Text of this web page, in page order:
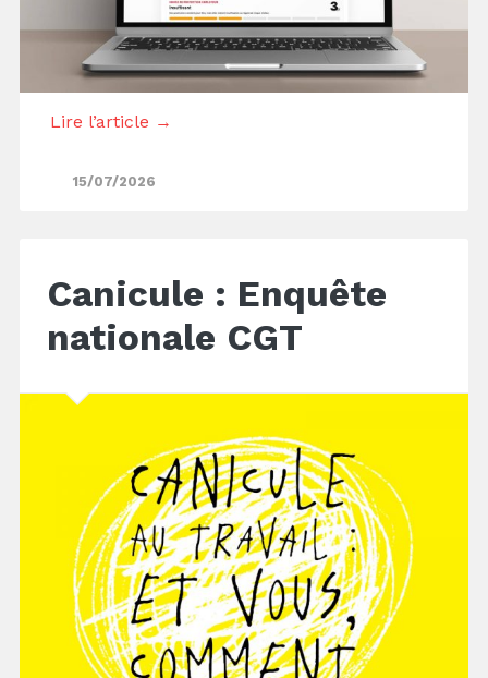
Lire l’article →
15/07/2026
Canicule : Enquête
nationale CGT